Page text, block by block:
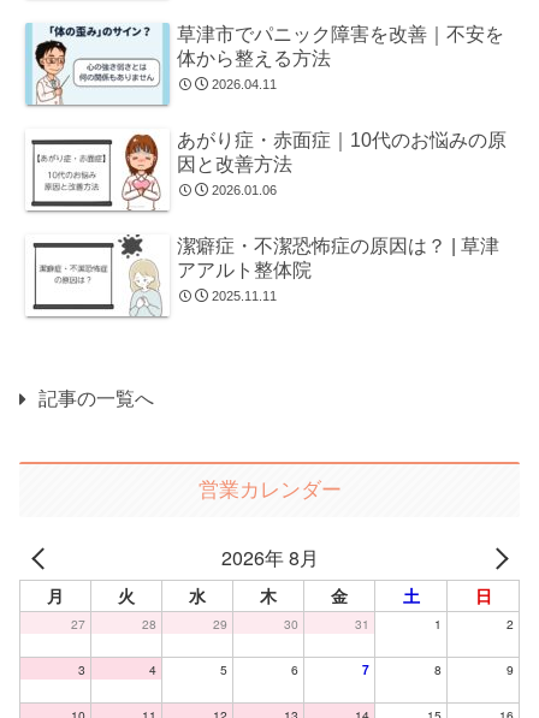
草津市でパニック障害を改善｜不安を
体から整える方法
2026.04.11
あがり症・赤面症｜10代のお悩みの原
因と改善方法
2026.01.06
潔癖症・不潔恐怖症の原因は？ | 草津
アアルト整体院
2025.11.11
記事の一覧へ
営業カレンダー
2026年 8月
月 火 水 木 金 土 日
27 28 29 30 31 1 2
3 4 5 6 7 8 9